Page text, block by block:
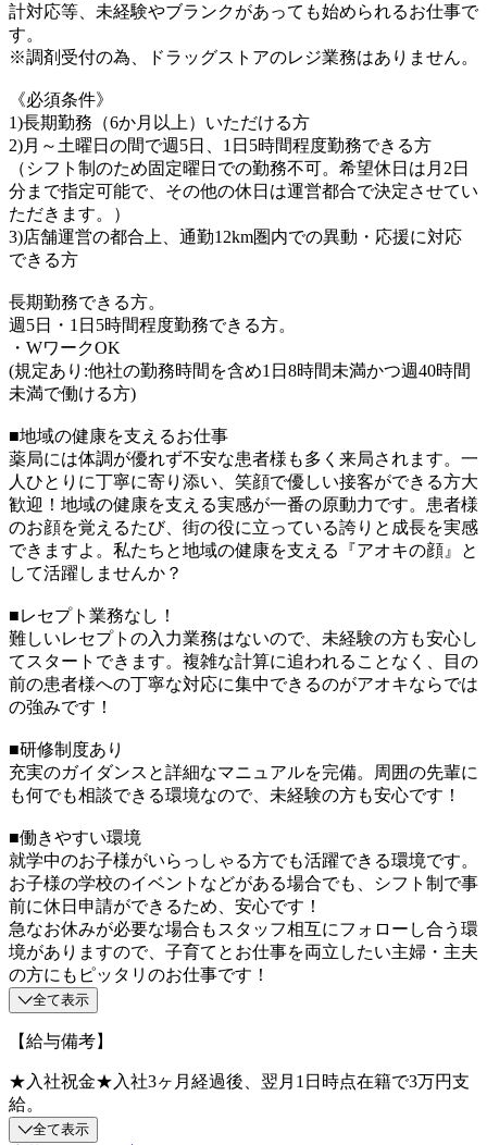
計対応等、未経験やブランクがあっても始められるお仕事で
す。
※調剤受付の為、ドラッグストアのレジ業務はありません。
《必須条件》
1)長期勤務（6か月以上）いただける方
2)月～土曜日の間で週5日、1日5時間程度勤務できる方
（シフト制のため固定曜日での勤務不可。希望休日は月2日
分まで指定可能で、その他の休日は運営都合で決定させてい
ただきます。）
3)店舗運営の都合上、通勤12km圏内での異動・応援に対応
できる方
長期勤務できる方。
週5日・1日5時間程度勤務できる方。
・WワークOK
(規定あり:他社の勤務時間を含め1日8時間未満かつ週40時間
未満で働ける方)
■地域の健康を支えるお仕事
薬局には体調が優れず不安な患者様も多く来局されます。一
人ひとりに丁寧に寄り添い、笑顔で優しい接客ができる方大
歓迎！地域の健康を支える実感が一番の原動力です。患者様
のお顔を覚えるたび、街の役に立っている誇りと成長を実感
できますよ。私たちと地域の健康を支える『アオキの顔』と
して活躍しませんか？
■レセプト業務なし！
難しいレセプトの入力業務はないので、未経験の方も安心し
てスタートできます。複雑な計算に追われることなく、目の
前の患者様への丁寧な対応に集中できるのがアオキならでは
の強みです！
■研修制度あり
充実のガイダンスと詳細なマニュアルを完備。周囲の先輩に
も何でも相談できる環境なので、未経験の方も安心です！
■働きやすい環境
就学中のお子様がいらっしゃる方でも活躍できる環境です。
お子様の学校のイベントなどがある場合でも、シフト制で事
前に休日申請ができるため、安心です！
急なお休みが必要な場合もスタッフ相互にフォローし合う環
境がありますので、子育てとお仕事を両立したい主婦・主夫
の方にもピッタリのお仕事です！
全て表示
【給与備考】
★入社祝金★入社3ヶ月経過後、翌月1日時点在籍で3万円支
給。
全て表示